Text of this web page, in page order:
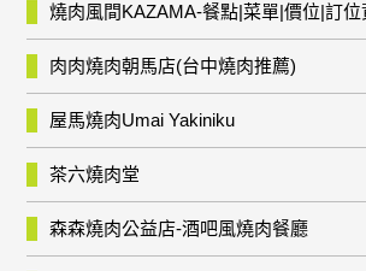
燒肉風間KAZAMA-餐點|菜單|價位|訂位
肉肉燒肉朝馬店(台中燒肉推薦)
屋馬燒肉Umai Yakiniku
茶六燒肉堂
森森燒肉公益店-酒吧風燒肉餐廳